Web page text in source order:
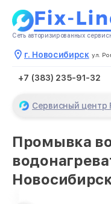
Сеть авторизированных
г. Новосибирск ул.
+7 (383) 235-91-32
Сервисный центр
Промывка